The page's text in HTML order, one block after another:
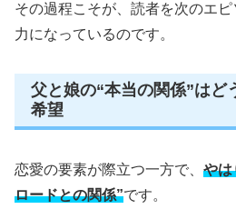
その過程こそが、読者を次のエ
力になっているのです。
父と娘の“本当の関係”はど
希望
恋愛の要素が際立つ一方で、 やは
ロードとの関係”です。